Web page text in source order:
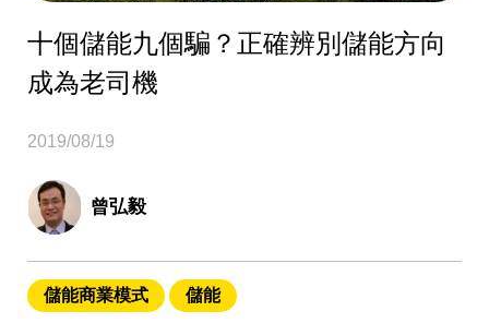
十個儲能九個騙？正確辨別儲能方向
成為老司機
2019/08/19
曾弘毅
儲能商業模式 儲能